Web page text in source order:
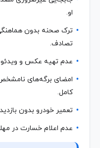
او.
ترک صحنه بدون
تصادف.
عدم تهیه عکس و ویدئو
امضای برگه‌های
کامل.
تعمیر خودرو بدون
عدم اعلام خسارت در